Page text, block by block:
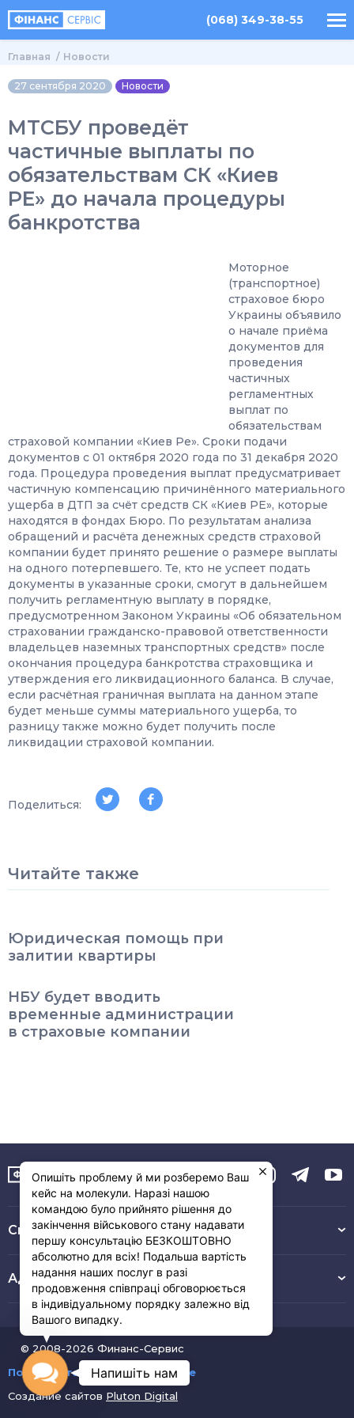
(068) 349-38-55
Главная Новости
27 сентября 2020 Новости
МТСБУ проведёт
частичные выплаты по
обязательствам СК «Киев
РЕ» до начала процедуры
банкротства
Моторное
(транспортное)
страховое бюро
Украины объявило
о начале приёма
документов для
проведения
частичных
регламентных
выплат по
обязательствам
страховой компании «Киев Ре». Сроки подачи
документов с 01 октября 2020 года по 31 декабря 2020
года. Процедура проведения выплат предусматривает
частичную компенсацию причинённого материального
ущерба в ДТП за счёт средств СК «Киев РЕ», которые
находятся в фондах Бюро. По результатам анализа
обращений и расчёта денежных средств страховой
компании будет принято решение о размере выплаты
на одного потерпевшего. Те, кто не успеет подать
документы в указанные сроки, смогут в дальнейшем
получить регламентную выплату в порядке,
предусмотренном Законом Украины «Об обязательном
страховании гражданско-правовой ответственности
владельцев наземных транспортных средств» после
окончания процедура банкротства страховщика и
утверждения его ликвидационного баланса. В случае,
если расчётная граничная выплата на данном этапе
будет меньше суммы материального ущерба, то
разницу также можно будет получить после
ликвидации страховой компании.
Поделиться:
Читайте также
Юридическая помощь при
залитии квартиры
НБУ будет вводить
временные администрации
в страховые компании
Связь с нами :
Адрес
© 2008-2026 Финанс-Сервис
Пользовательское соглашение
Создание сайтов Pluton Digital
Contact
Напишіть нам
Опишіть проблему й ми розберемо Ваш
кейс на молекули. Наразі нашою
командою було прийнято рішення до
закінчення військового стану надавати
першу консультацію БЕЗКОШТОВНО
абсолютно для всіх! Подальша вартість
надання наших послуг в разі
продовження співпраці обговорюється
в індивідуальному порядку залежно від
Вашого випадку.